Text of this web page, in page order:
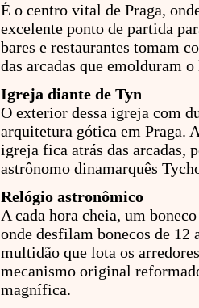
É o centro vital de Praga,
excelente ponto de partida
bares e restaurantes tomam
das arcadas que emolduram
Igreja diante de Tyn
O exterior dessa igreja com
arquitetura gótica em Praga.
igreja fica atrás das arcadas,
astrônomo dinamarquês
Relógio astronômico
A cada hora cheia, um
onde desfilam bonecos de 12
multidão que lota os
mecanismo original
magnífica.